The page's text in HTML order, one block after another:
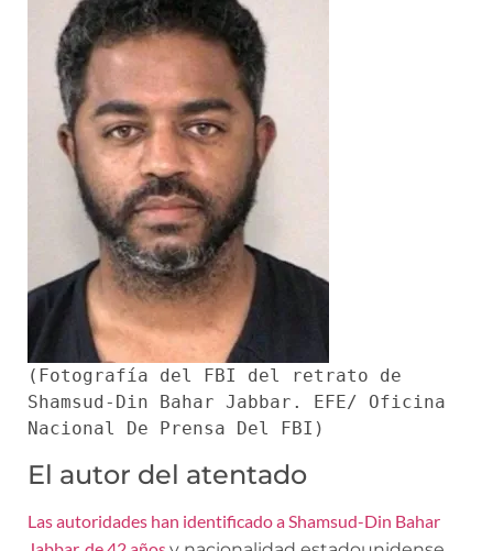
(Fotografía del FBI del retrato de
Shamsud-Din Bahar Jabbar. EFE/ Oficina
Nacional De Prensa Del FBI)
El autor del atentado
Las autoridades han identificado a Shamsud-Din Bahar